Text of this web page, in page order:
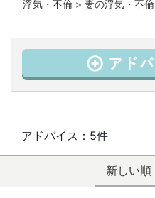
浮気・不倫 > 妻の浮気・不倫
アドバイス：5件
新しい順